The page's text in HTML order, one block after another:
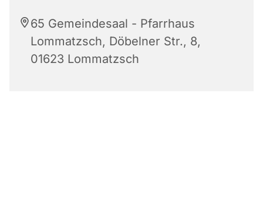
65 Gemeindesaal - Pfarrhaus
Lommatzsch, Döbelner Str., 8,
01623 Lommatzsch